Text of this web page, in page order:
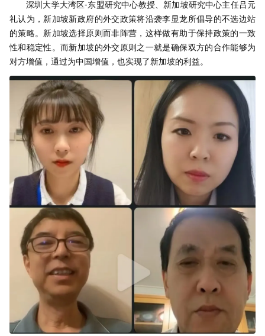
深圳大学大湾区-东盟研究中心教授、新加坡研究中心主任吕元
礼认为，新加坡新政府的外交政策将沿袭李显龙所倡导的不选边站
的策略。新加坡选择原则而非阵营，这样做有助于保持政策的一致
性和稳定性。而新加坡的外交原则之一就是确保双方的合作能够为
对方增值，通过为中国增值，也实现了新加坡的利益。